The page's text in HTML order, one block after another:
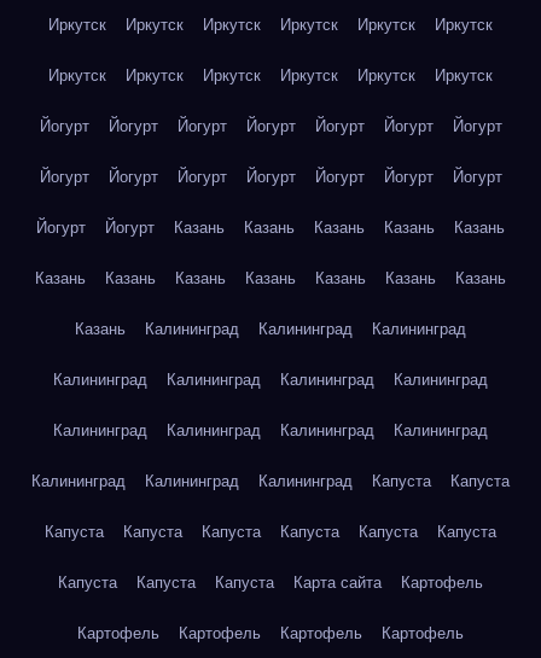
Иркутск Иркутск Иркутск Иркутск Иркутск Иркутск
Иркутск Иркутск Иркутск Иркутск Иркутск Иркутск
Йогурт Йогурт Йогурт Йогурт Йогурт Йогурт Йогурт
Йогурт Йогурт Йогурт Йогурт Йогурт Йогурт Йогурт
Йогурт Йогурт Казань Казань Казань Казань Казань
Казань Казань Казань Казань Казань Казань Казань
Казань Калининград Калининград Калининград
Калининград Калининград Калининград Калининград
Калининград Калининград Калининград Калининград
Калининград Калининград Калининград Капуста Капуста
Капуста Капуста Капуста Капуста Капуста Капуста
Капуста Капуста Капуста Карта сайта Картофель
Картофель Картофель Картофель Картофель